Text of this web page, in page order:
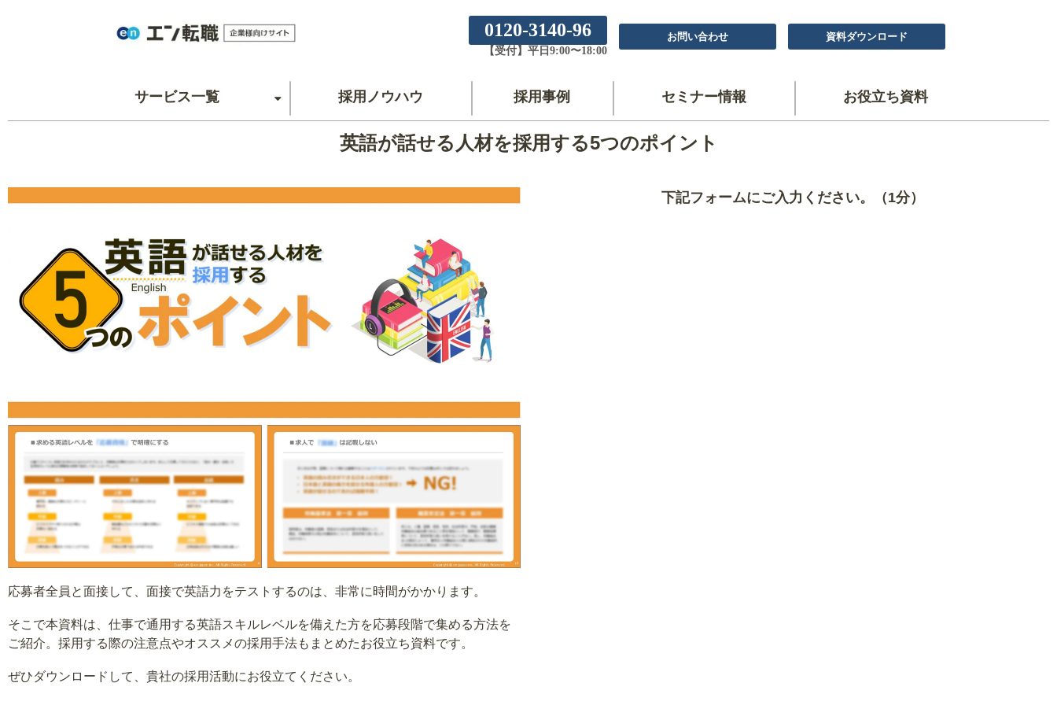
0120-3140-96
【受付】平日9:00〜18:00
お問い合わせ 資料ダウンロード
サービス一覧 採用ノウハウ 採用事例 セミナー情報 お役立ち資料
英語が話せる人材を採用する5つのポイント
応募者全員と面接して、面接で英語力をテストするのは、非常に時間がかかります。
そこで本資料は、仕事で通用する英語スキルレベルを備えた方を応募段階で集める方法を
ご紹介。採用する際の注意点やオススメの採用手法もまとめたお役立ち資料です。
ぜひダウンロードして、貴社の採用活動にお役立てください。
下記フォームにご入力ください。（1分）